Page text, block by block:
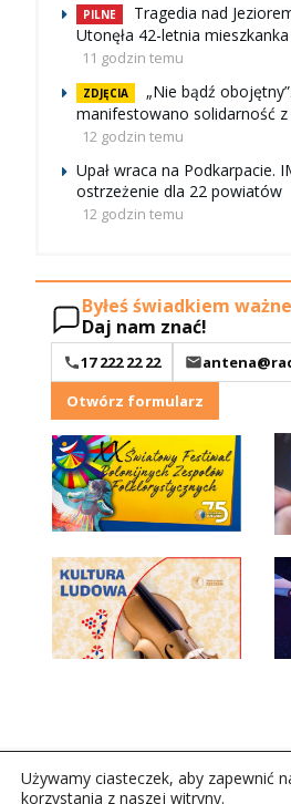
PILNE
Tragedia nad
Utonęła 42-letnia
11 godzin temu
ZDJĘCIA
„Nie bądź
manifestowano solidarność z
12 godzin temu
Upał wraca na Podkarpacie.
ostrzeżenie dla 22 powiatów
12 godzin temu
Byłeś świadkiem
Daj nam znać!
17 222 22 22
Otwórz formularz
Używamy ciasteczek, aby zapewnić
korzystania z naszej witryny.